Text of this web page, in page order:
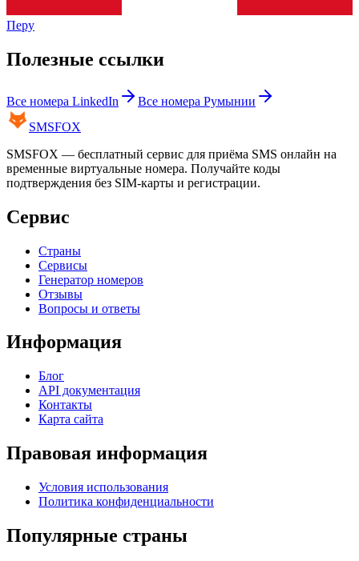
Перу
Полезные ссылки
Все номера LinkedIn Все номера Румынии
SMSFOX
SMSFOX — бесплатный сервис для приёма SMS онлайн на
временные виртуальные номера. Получайте коды
подтверждения без SIM-карты и регистрации.
Сервис
Страны
Сервисы
Генератор номеров
Отзывы
Вопросы и ответы
Информация
Блог
API документация
Контакты
Карта сайта
Правовая информация
Условия использования
Политика конфиденциальности
Популярные страны